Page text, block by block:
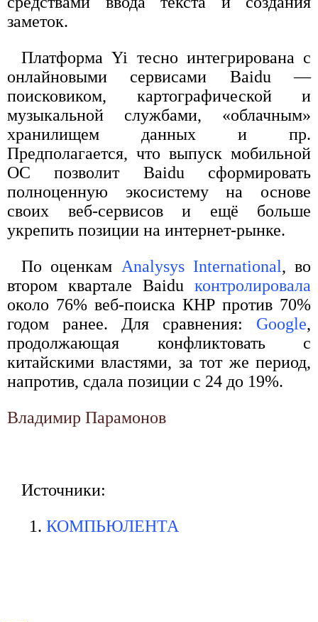
заметок.
Платформа Yi тесно интегрирована с
онлайновыми сервисами Baidu —
поисковиком, картографической и
музыкальной службами, «облачным»
хранилищем данных и пр.
Предполагается, что выпуск мобильной
ОС позволит Baidu сформировать
полноценную экосистему на основе
своих веб-сервисов и ещё больше
укрепить позиции на интернет-рынке.
По оценкам Analysys International, во
втором квартале Baidu контролировала
около 76% веб-поиска КНР против 70%
годом ранее. Для сравнения: Google,
продолжающая конфликтовать с
китайскими властями, за тот же период,
напротив, сдала позиции с 24 до 19%.
Владимир Парамонов
Источники:
КОМПЬЮЛЕНТА